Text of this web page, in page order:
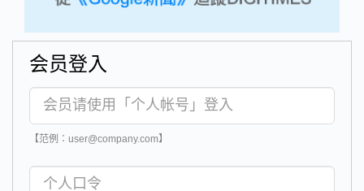
会员登入
【范例：user@company.com】